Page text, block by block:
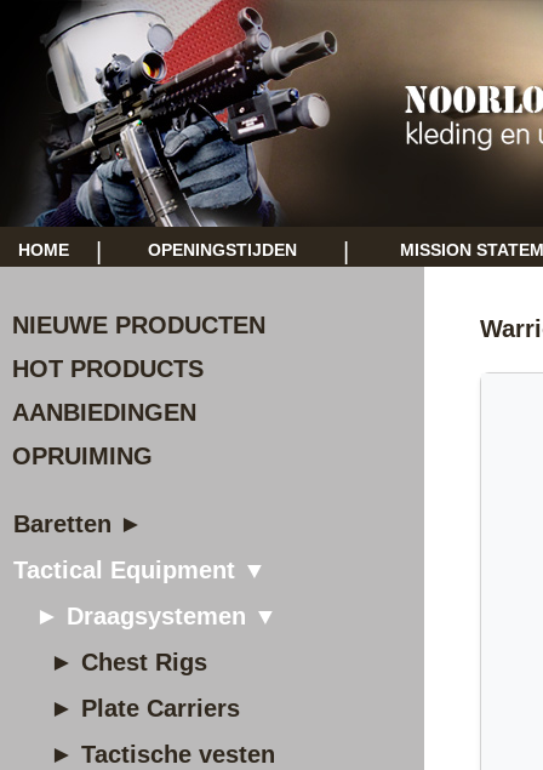
HOME OPENINGSTIJDEN MISSION
NIEUWE PRODUCTEN
HOT PRODUCTS
AANBIEDINGEN
OPRUIMING
Baretten ►
Tactical Equipment ▼
► Draagsystemen ▼
► Chest Rigs
► Plate Carriers
► Tactische vesten